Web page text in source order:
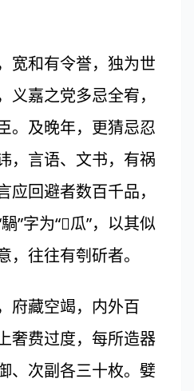
和有令誉，独为世
嘉之党多忌全宥，
。及晚年，更猜忌忍
，言语、文书，有祸
应回避者数百千品，
”字为“瓜”，以其似
往往有刳斫者。
藏空竭，内外百
奢费过度，每所造器
、次副各三十枚。嬖